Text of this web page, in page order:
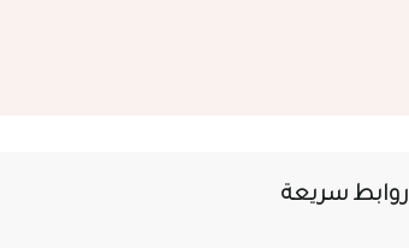
روابط سريعة